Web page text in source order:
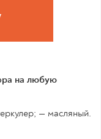
на любую
— масляный.